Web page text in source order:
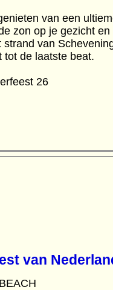
van een
zon op je gezicht
van
tot de laatste beat.
26
van